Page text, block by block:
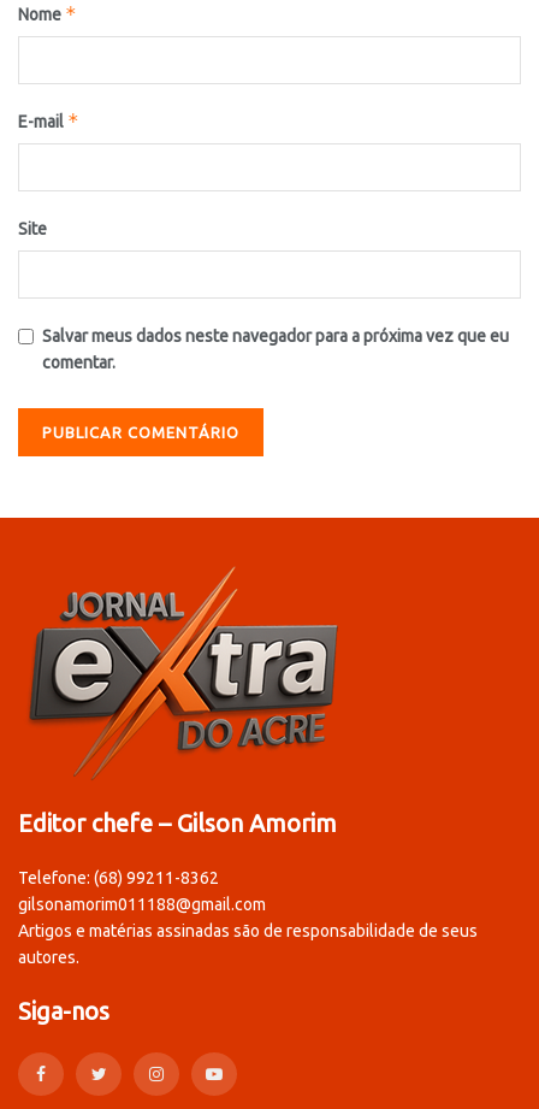
Nome *
E-mail *
Site
Salvar meus dados neste navegador para a próxima vez que eu
comentar.
Editor chefe – Gilson Amorim
Telefone: (68) 99211-8362
gilsonamorim011188@gmail.com
Artigos e matérias assinadas são de responsabilidade de seus
autores.
Siga-nos